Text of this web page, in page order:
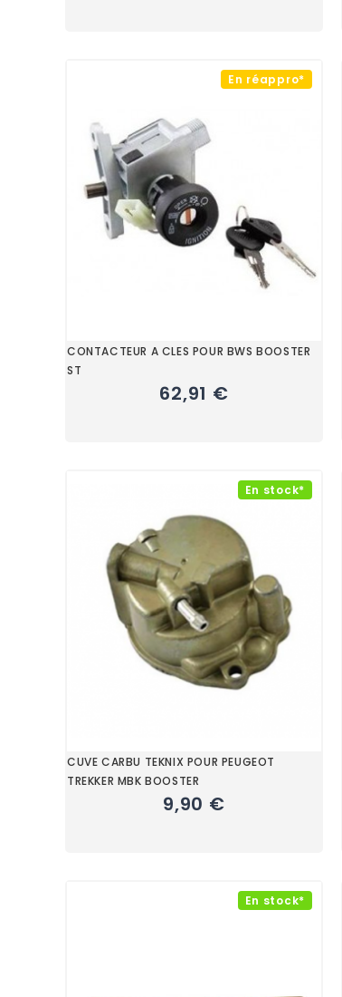
En réappro*
CONTACTEUR A CLES POUR BWS BOOSTER
ST
62,91 €
En stock*
CUVE CARBU TEKNIX POUR PEUGEOT
TREKKER MBK BOOSTER
9,90 €
En stock*